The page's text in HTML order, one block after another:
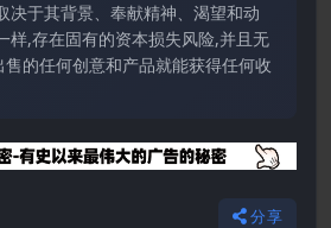
决于其背景、奉献精神、渴望和动
样,存在固有的资本损失风险,并且无
的任何创意和产品就能获得任何收
分享